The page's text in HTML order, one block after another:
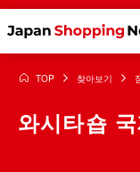
TOP 찾아보기
와시타숍